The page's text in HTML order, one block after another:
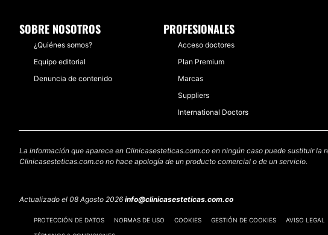
SOBRE NOSOTROS
¿Quiénes somos?
Equipo editorial
Denuncia de contenido
PROFESIONALES
Acceso doctores
Plan Premium
Marcas
Suppliers
International Doctors
La información que aparece en Clinicasesteticas.com.co en ningún caso puede sustituir la
Clinicasesteticas.com.co no hace apología de un producto comercial o de un servicio.
Actualizado el 08 Agosto 2026 info@clinicasesteticas.com.co
PROTECCIÓN DE DATOS NORMAS DE USO COOKIES GESTIÓN DE COOKIES AVISO LEGAL